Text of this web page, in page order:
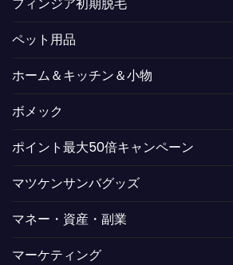
ペット用品
ホーム＆キッチン＆小物
ボメック
ポイント最大50倍キャンペーン
マツケンサンバグッズ
マネー・資産・副業
マーケティング